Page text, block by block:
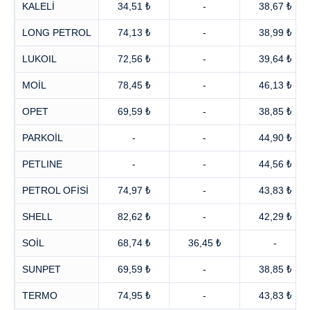
KALELİ 34,51 ₺ - 38,67 ₺
LONG PETROL 74,13 ₺ - 38,99 ₺
LUKOIL 72,56 ₺ - 39,64 ₺
MOİL 78,45 ₺ - 46,13 ₺
OPET 69,59 ₺ - 38,85 ₺
PARKOİL - - 44,90 ₺
PETLINE - - 44,56 ₺
PETROL OFİSİ 74,97 ₺ - 43,83 ₺
SHELL 82,62 ₺ - 42,29 ₺
SOİL 68,74 ₺ 36,45 ₺ -
SUNPET 69,59 ₺ - 38,85 ₺
TERMO 74,95 ₺ -
43,83 ₺